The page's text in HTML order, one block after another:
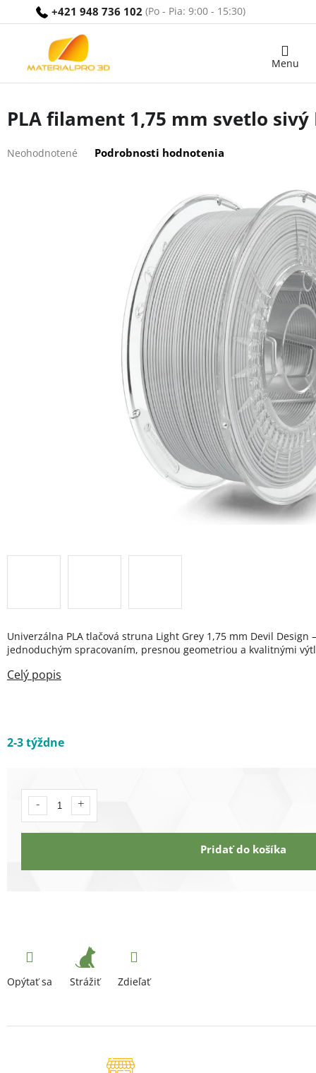
+421 948 736 102
Nákupný
PLA filament 1,75 mm svetlo sivý
hodnotenie
Neohodnotené Podrobnosti hodnotenia
2-3 týždne
Pridať do košíka
Univerzálna PLA tlačová struna Light Grey 1,75 mm Devil
jednoduchým spracovaním, presnou geometriou a kvalitnými
Opýtať sa Strážiť Zdieľať